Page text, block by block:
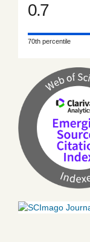
0.7
70th percentile